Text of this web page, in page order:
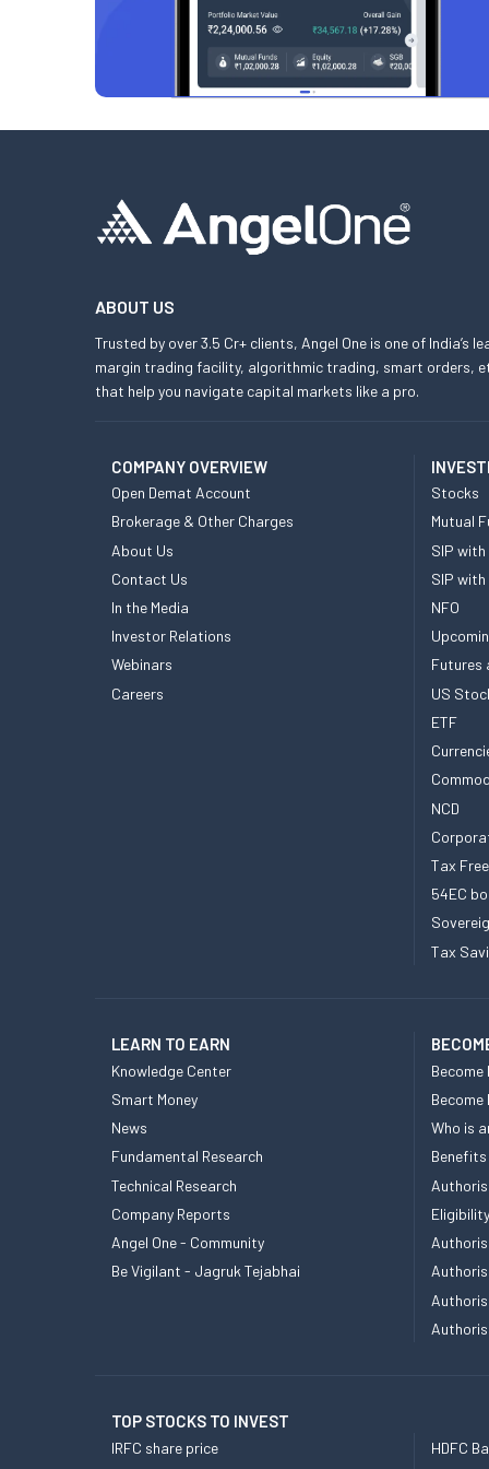
ABOUT US
Trusted by over 3.5 Cr+ clients, Angel One is one of
margin trading facility, algorithmic trading, smart orders,
that help you navigate capital markets like a pro.
COMPANY OVERVIEW
Open Demat Account
Brokerage & Other Charges
About Us
Contact Us
In the Media
Investor Relations
Webinars
Careers
Stocks
Mutual
SIP with
SIP with
NFO
Futures
US
ETF
NCD
Tax
54EC
Tax
LEARN TO EARN
Knowledge Center
Smart Money
News
Fundamental Research
Technical Research
Company Reports
Angel One - Community
Be Vigilant - Jagruk Tejabhai
Become
Become
Who is
TOP STOCKS TO INVEST
IRFC share price
HDFC